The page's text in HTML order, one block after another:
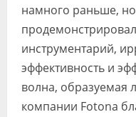
намного раньше, но
инструментарий,
эффективность и
волна, образуемая
компании Fotona